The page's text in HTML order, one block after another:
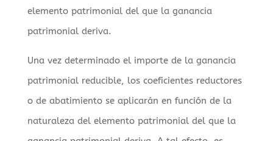
elemento patrimonial del que la ganancia
patrimonial deriva.
Una vez determinado el importe de la ganancia
patrimonial reducible, los coeficientes reductores
o de abatimiento se aplicarán en función de la
naturaleza del elemento patrimonial del que la